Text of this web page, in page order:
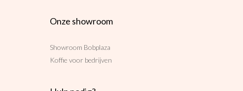
Onze showroom
Showroom Bobplaza
Koffie voor bedrijven